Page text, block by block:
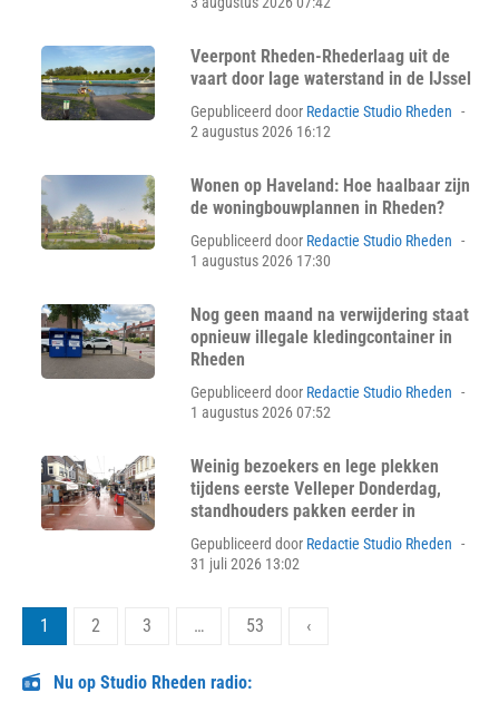
Veerpont Rheden-Rhederlaag uit de
vaart door lage waterstand in de IJssel
Gepubliceerd door Redactie Studio Rheden
2 augustus 2026 16:12
Wonen op Haveland: Hoe haalbaar zijn
de woningbouwplannen in Rheden?
Gepubliceerd door Redactie Studio Rheden
1 augustus 2026 17:30
Nog geen maand na verwijdering staat
opnieuw illegale kledingcontainer in
Rheden
Gepubliceerd door Redactie Studio Rheden
1 augustus 2026 07:52
Weinig bezoekers en lege plekken
tijdens eerste Velleper Donderdag,
standhouders pakken eerder in
Gepubliceerd door Redactie Studio Rheden
31 juli 2026 13:02
Berichten
paginering
1 2 3 … 53 ‹
Nu op Studio Rheden radio: